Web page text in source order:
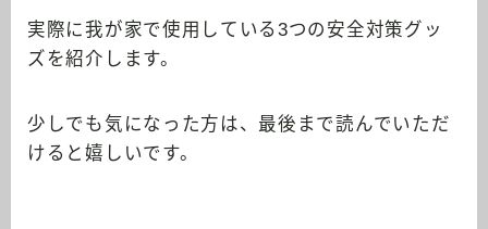
実際に我が家で使用している3つの安全対策グッ
ズを紹介します。
少しでも気になった方は、最後まで読んでいただ
けると嬉しいです。